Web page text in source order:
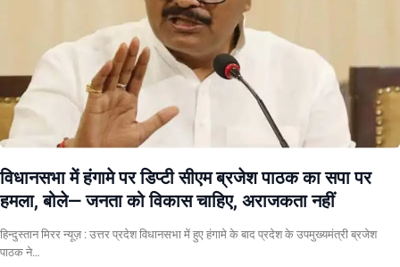
विधानसभा में हंगामे पर डिप्टी सीएम ब्रजेश पाठक का सपा पर
हमला, बोले— जनता को विकास चाहिए, अराजकता नहीं
हिन्दुस्तान मिरर न्यूज़ : उत्तर प्रदेश विधानसभा में हुए हंगामे के बाद प्रदेश के उपमुख्यमंत्री ब्रजेश
पाठक ने…